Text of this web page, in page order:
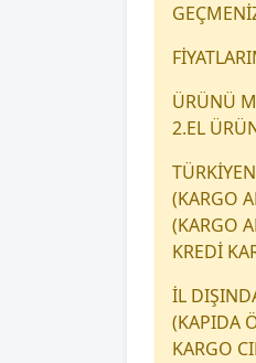
ÜRÜNÜ
2.EL
(KARGO
(KARGO
KREDİ
İL
(KAPIDA
KARGO